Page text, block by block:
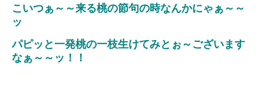
こいつぁ～～来る桃の節句の時なんかにゃぁ～～
ッ
パピッと一発桃の一枝生けてみとぉ～ございます
なぁ～～ッ！！